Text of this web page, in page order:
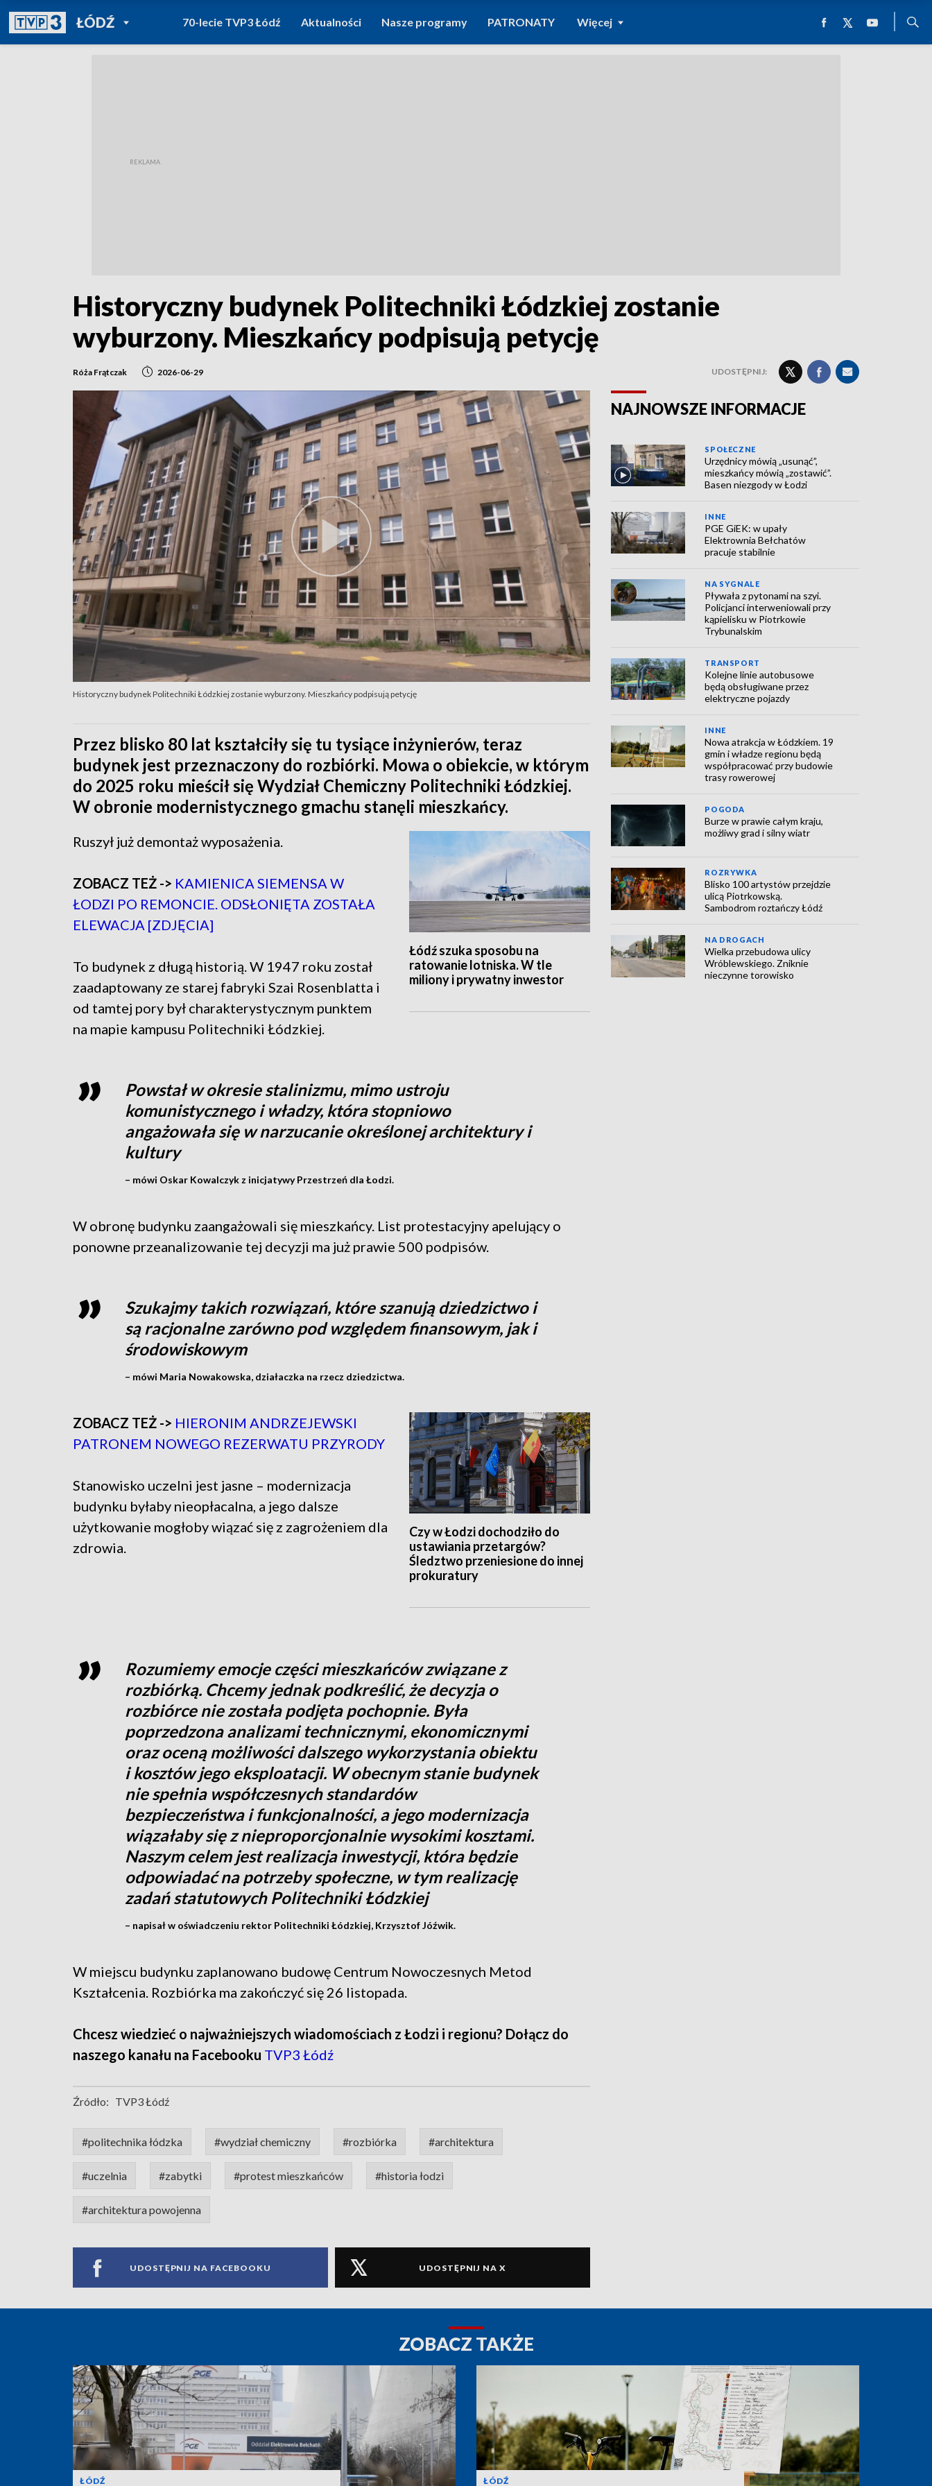
ŁÓDŹPOWRÓT DO
TVP REGIONY
70-lecie TVP3 Łódź Aktualności Nasze programy PATRONATY Więcej
Historyczny budynek Politechniki Łódzkiej zostanie
wyburzony. Mieszkańcy podpisują petycję
Róża Frątczak 2026-06-29 UDOSTĘPNIJ:
Historyczny budynek Politechniki Łódzkiej zostanie wyburzony. Mieszkańcy podpisują petycję
Przez blisko 80 lat kształciły się tu tysiące inżynierów, teraz
budynek jest przeznaczony do rozbiórki. Mowa o obiekcie, w którym
do 2025 roku mieścił się Wydział Chemiczny Politechniki Łódzkiej.
W obronie modernistycznego gmachu stanęli mieszkańcy.
Łódź szuka sposobu na
ratowanie lotniska. W tle
miliony i prywatny inwestor
Ruszył już demontaż wyposażenia.
ZOBACZ TEŻ -> KAMIENICA SIEMENSA W
ŁODZI PO REMONCIE. ODSŁONIĘTA ZOSTAŁA
ELEWACJA [ZDJĘCIA]
To budynek z długą historią. W 1947 roku został
zaadaptowany ze starej fabryki Szai Rosenblatta i
od tamtej pory był charakterystycznym punktem
na mapie kampusu Politechniki Łódzkiej.
Powstał w okresie stalinizmu, mimo ustroju
komunistycznego i władzy, która stopniowo
angażowała się w narzucanie określonej architektury i
kultury
– mówi Oskar Kowalczyk z inicjatywy Przestrzeń dla Łodzi.
W obronę budynku zaangażowali się mieszkańcy. List protestacyjny apelujący o
ponowne przeanalizowanie tej decyzji ma już prawie 500 podpisów.
Szukajmy takich rozwiązań, które szanują dziedzictwo i
są racjonalne zarówno pod względem finansowym, jak i
środowiskowym
– mówi Maria Nowakowska, działaczka na rzecz dziedzictwa.
Czy w Łodzi dochodziło do
ustawiania przetargów?
Śledztwo przeniesione do innej
prokuratury
ZOBACZ TEŻ -> HIERONIM ANDRZEJEWSKI
PATRONEM NOWEGO REZERWATU PRZYRODY
Stanowisko uczelni jest jasne – modernizacja
budynku byłaby nieopłacalna, a jego dalsze
użytkowanie mogłoby wiązać się z zagrożeniem dla
zdrowia.
Rozumiemy emocje części mieszkańców związane z
rozbiórką. Chcemy jednak podkreślić, że decyzja o
rozbiórce nie została podjęta pochopnie. Była
poprzedzona analizami technicznymi, ekonomicznymi
oraz oceną możliwości dalszego wykorzystania obiektu
i kosztów jego eksploatacji. W obecnym stanie budynek
nie spełnia współczesnych standardów
bezpieczeństwa i funkcjonalności, a jego modernizacja
wiązałaby się z nieproporcjonalnie wysokimi kosztami.
Naszym celem jest realizacja inwestycji, która będzie
odpowiadać na potrzeby społeczne, w tym realizację
zadań statutowych Politechniki Łódzkiej
– napisał w oświadczeniu rektor Politechniki Łódzkiej, Krzysztof Jóźwik.
W miejscu budynku zaplanowano budowę Centrum Nowoczesnych Metod
Kształcenia. Rozbiórka ma zakończyć się 26 listopada.
Chcesz wiedzieć o najważniejszych wiadomościach z Łodzi i regionu? Dołącz do
naszego kanału na Facebooku TVP3 Łódź
Źródło: TVP3 Łódź
#politechnika łódzka #wydział chemiczny #rozbiórka #architektura
#uczelnia #zabytki #protest mieszkańców #historia łodzi
#architektura powojenna
UDOSTĘPNIJ NA FACEBOOKU UDOSTĘPNIJ NA X
NAJNOWSZE INFORMACJE
SPOŁECZNE
Urzędnicy mówią „usunąć”,
mieszkańcy mówią „zostawić”.
Basen niezgody w Łodzi
INNE
PGE GiEK: w upały
Elektrownia Bełchatów
pracuje stabilnie
NA SYGNALE
Pływała z pytonami na szyi.
Policjanci interweniowali przy
kąpielisku w Piotrkowie
Trybunalskim
TRANSPORT
Kolejne linie autobusowe
będą obsługiwane przez
elektryczne pojazdy
INNE
Nowa atrakcja w Łódzkiem. 19
gmin i władze regionu będą
współpracować przy budowie
trasy rowerowej
POGODA
Burze w prawie całym kraju,
możliwy grad i silny wiatr
ROZRYWKA
Blisko 100 artystów przejdzie
ulicą Piotrkowską.
Sambodrom roztańczy Łódź
NA DROGACH
Wielka przebudowa ulicy
Wróblewskiego. Zniknie
nieczynne torowisko
ZOBACZ TAKŻE
ŁÓDŹ ŁÓDŹ